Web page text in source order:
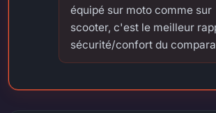
équipé sur moto comme sur
scooter, c'est le meilleur
sécurité/confort du